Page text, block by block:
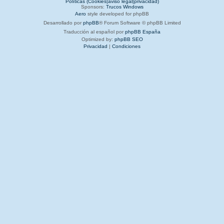
Sponsors: Trucos Windows
Aero style developed for phpBB
Desarrollado por phpBB® Forum Software © phpBB Limited
Traducción al español por phpBB España
Optimized by: phpBB SEO
Privacidad | Condiciones